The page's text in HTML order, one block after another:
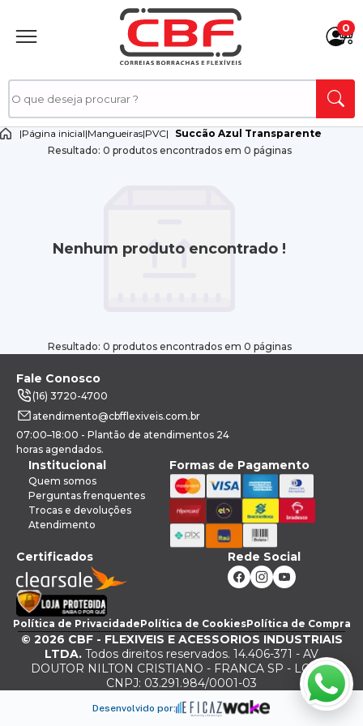
0
|Página inicial|Mangueiras|PVC|
Succão Azul Transparente
Resultado: 0 produtos encontrados em 0 páginas
Nenhum produto encontrado !
Resultado: 0 produtos encontrados em 0 páginas
Fale Conosco
(16) 3720-4700
atendimento@cbfflexiveis.com.br
07:00–18:00 - Plantão de atendimentos 24
horas agendados.
Institucional
Quem somos
Perguntas frenquentes
Trocas e devoluções
Atendimento
Formas de Pagamento
Certificados Rede Social
Política de PrivacidadePolítica de CookiesPolítica de Compra
© 2026 CBF - FLEXIVEIS E ACESSORIOS INDUSTRIAIS
LTDA. Todos direitos reservados. 14.406-371 - AV
DOUTOR NILTON CRISTIANO - FRANCA SP - LOJA -
CNPJ: 03.291.984/0001-03
Desenvolvido por: